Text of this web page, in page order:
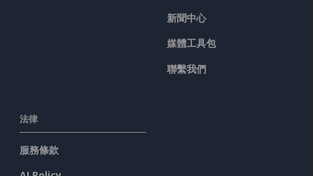
新聞中心
媒體工具包
聯繫我們
法律
服務條款